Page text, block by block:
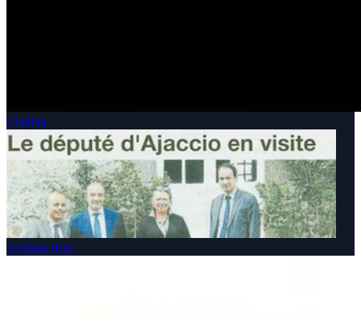
Cinéma
Artisans d'art